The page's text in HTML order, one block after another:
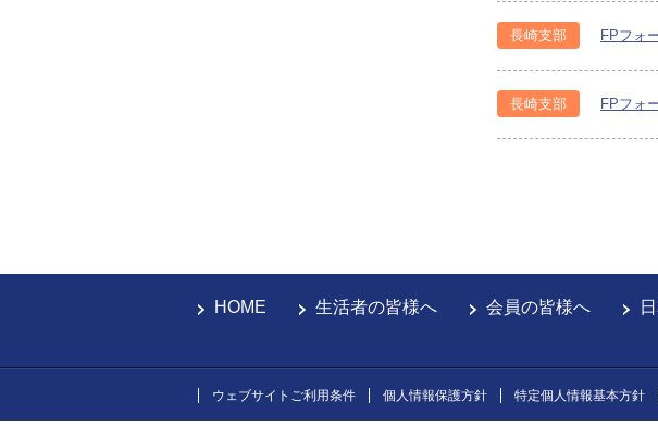
長崎支部 FPフォ
長崎支部 FPフォ
HOME 生活者の皆様へ 会員の皆様へ
ウェブサイトご利用条件 個人情報保護方針 特定個人情報基本方針